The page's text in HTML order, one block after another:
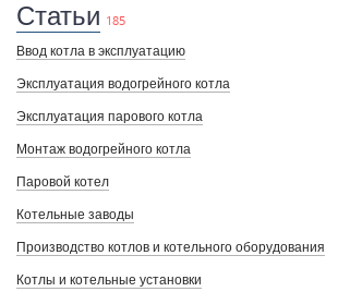
Статьи 185
Ввод котла в эксплуатацию
Эксплуатация водогрейного котла
Эксплуатация парового котла
Монтаж водогрейного котла
Паровой котел
Котельные заводы
Производство котлов и котельного оборудования
Котлы и котельные установки